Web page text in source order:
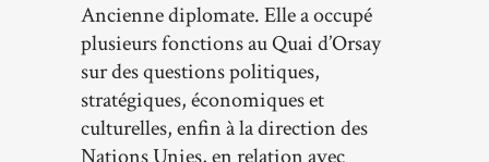
Ancienne diplomate. Elle a occupé
plusieurs fonctions au Quai d’Orsay
sur des questions politiques,
stratégiques, économiques et
culturelles, enfin à la direction des